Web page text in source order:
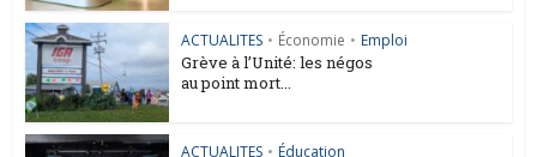
ACTUALITES • Économie • Emploi
Grève à l’Unité: les négos
au point mort...
ACTUALITES • Éducation